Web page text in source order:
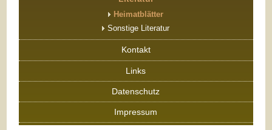
Heimatblätter
Sonstige Literatur
Kontakt
Links
Datenschutz
Impressum